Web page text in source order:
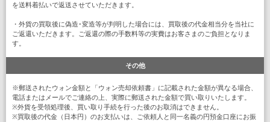
を送料着払いで返送させていただきます。
・外貨の買取後に偽造･変造等が判明した場合には、買取後の代金相当分を当社に
ご返還いただきます。ご返還の際の手数料等の実費はお客さまのご負担となりま
す。
その他
※郵送されたウォン金額と「ウォン売却依頼書」に記載された金額が異なる場合、
電話またはメールでご連絡の上、実際に郵送された金額で買い取りいたします。
※外貨を受領処理後、買い取り手続を行った後のお取消はできません。
※買取後の代金（日本円）のお支払いは、ご依頼人と同一名義の円預金口座にお振